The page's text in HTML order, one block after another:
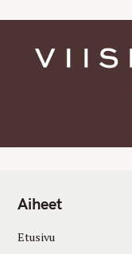
Aiheet
Etusivu